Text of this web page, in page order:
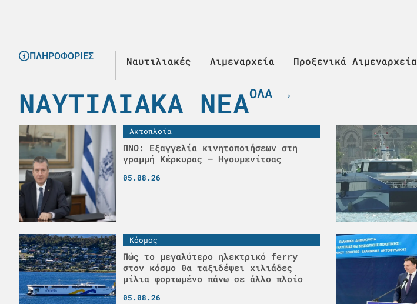
ΠΛΗΡΟΦΟΡΙΕΣ Ναυτιλιακές Λιμεναρχεία Προξενικά Λιμεναρχεία
ΝΑΥΤΙΛΙΑΚΑ ΝΕΑΟΛΑ →
Ακτοπλοϊα
ΠΝΟ: Εξαγγελία κινητοποιήσεων στη
γραμμή Κέρκυρας – Ηγουμενίτσας
05.08.26
Κόσμος
Πώς το μεγαλύτερο ηλεκτρικό ferry
στον κόσμο θα ταξιδέψει χιλιάδες
μίλια φορτωμένο πάνω σε άλλο πλοίο
05.08.26